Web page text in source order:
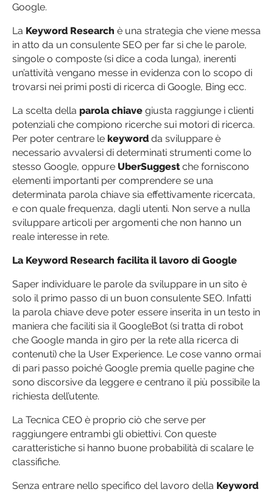
Google.
La Keyword Research è una strategia che viene messa
in atto da un consulente SEO per far si che le parole,
singole o composte (si dice a coda lunga), inerenti
un’attività vengano messe in evidenza con lo scopo di
trovarsi nei primi posti di ricerca di Google, Bing ecc.
La scelta della parola chiave giusta raggiunge i clienti
potenziali che compiono ricerche sui motori di ricerca.
Per poter centrare le keyword da sviluppare è
necessario avvalersi di determinati strumenti come lo
stesso Google, oppure UberSuggestche forniscono
elementi importanti per comprendere se una
determinata parola chiave sia effettivamente ricercata,
e con quale frequenza, dagli utenti. Non serve a nulla
sviluppare articoli per argomenti che non hanno un
reale interesse in rete.
La Keyword Research facilita il lavoro di Google
Saper individuare le parole da sviluppare in un sito è
solo il primo passo di un buon consulente SEO. Infatti
la parola chiave deve poter essere inserita in un testo in
maniera che faciliti sia il GoogleBot (si tratta di robot
che Google manda in giro per la rete alla ricerca di
contenuti) che la User Experience. Le cose vanno ormai
di pari passo poiché Google premia quelle pagine che
sono discorsive da leggere e centrano il più possibile la
richiesta dell’utente.
La Tecnica CEO è proprio ciò che serve per
raggiungere entrambi gli obiettivi. Con queste
caratteristiche si hanno buone probabilità di scalare le
classifiche.
Senza entrare nello specifico del lavoro della Keyword